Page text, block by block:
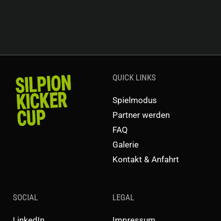
QUICK LINKS
Spielmodus
Partner werden
FAQ
Galerie
Kontakt & Anfahrt
SOCIAL LEGAL